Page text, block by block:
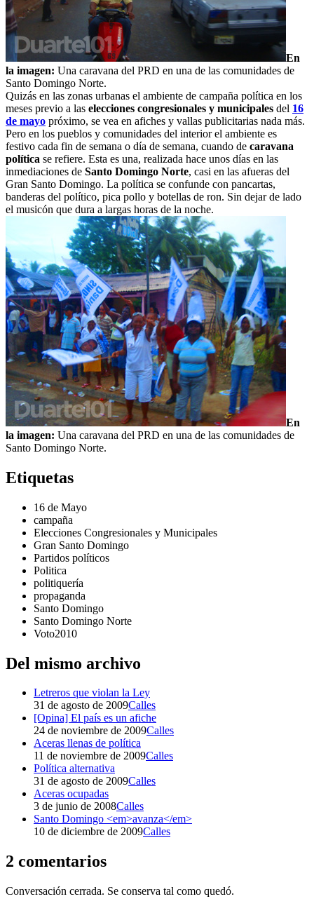
En
la imagen: Una caravana del PRD en una de las comunidades de
Santo Domingo Norte.
Quizás en las zonas urbanas el ambiente de campaña política en los
meses previo a las elecciones congresionales y municipales del 16
de mayo próximo, se vea en afiches y vallas publicitarias nada más.
Pero en los pueblos y comunidades del interior el ambiente es
festivo cada fin de semana o día de semana, cuando de caravana
política se refiere. Esta es una, realizada hace unos días en las
inmediaciones de Santo Domingo Norte, casi en las afueras del
Gran Santo Domingo. La política se confunde con pancartas,
banderas del político, pica pollo y botellas de ron. Sin dejar de lado
el musicón que dura a largas horas de la noche.
En
la imagen: Una caravana del PRD en una de las comunidades de
Santo Domingo Norte.
Etiquetas
16 de Mayo
campaña
Elecciones Congresionales y Municipales
Gran Santo Domingo
Partidos políticos
Politica
politiquería
propaganda
Santo Domingo
Santo Domingo Norte
Voto2010
Del mismo archivo
Letreros que violan la Ley
31 de agosto de 2009Calles
[Opina] El país es un afiche
24 de noviembre de 2009Calles
Aceras llenas de política
11 de noviembre de 2009Calles
Política alternativa
31 de agosto de 2009Calles
Aceras ocupadas
3 de junio de 2008Calles
Santo Domingo <em>avanza</em>
10 de diciembre de 2009Calles
2 comentarios
Conversación cerrada. Se conserva tal como quedó.